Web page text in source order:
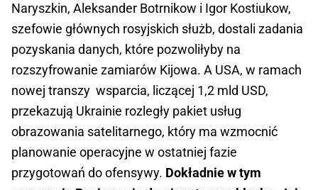
Naryszkin, Aleksander Botrnikow i Igor Kostiukow,
szefowie głównych rosyjskich służb, dostali zadania
pozyskania danych, które pozwoliłyby na
rozszyfrowanie zamiarów Kijowa. A USA, w ramach
nowej transzy wsparcia, liczącej 1,2 mld USD,
przekazują Ukrainie rozległy pakiet usług
obrazowania satelitarnego, który ma wzmocnić
planowanie operacyjne w ostatniej fazie
przygotowań do ofensywy. Dokładnie w tym